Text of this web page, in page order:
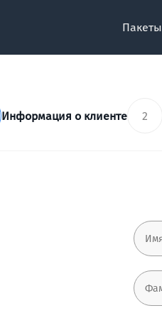
Пакеты
Информация о клиенте 2